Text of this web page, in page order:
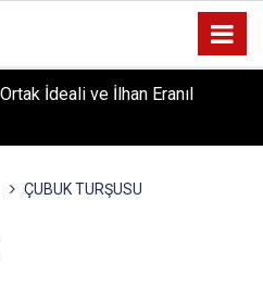
COŞKUSU: Kursiyerler
ÇUBUK TURŞUSU